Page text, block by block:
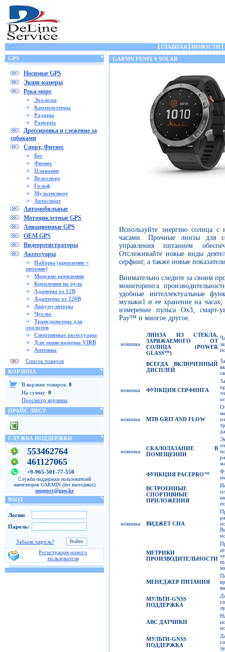
ГЛАВНАЯ НОВОСТИ
GPS
Носимые GPS
Экшн-камеры
Река-море
Эхолоты
Картплоттеры
Радары
Panoptix
Дрессировка и слежение за
собаками
Спорт, Фитнес
Бег
Фитнес
Плавание
Велоспорт
Гольф
Мультиспорт
Автоспорт
Автомобильные
Мотоциклетные GPS
Авиационные GPS
OEM GPS
Видеорегистраторы
Аксессуары
Наборы (крепление +
питание)
Морские крепления
Крепления на руль
Адаперы от 12В
Адаптеры от 220В
Аккумуляторы
Чехлы
Трансдьюсеры для
эхолотов
Спортивные аксессуары
Для экшн-камеры VIRB
Антенны
Список товаров
КОРЗИНА
В корзине товаров: 0
На сумму: 0
Просмотр корзины
ПРАЙС ЛИСТ
СЛУЖБА ПОДДЕРЖКИ
553462764
461127065
+9-965-501-77-550
Служба поддержки пользователей
навигаторов GARMIN (без выходных)
support@gps.kz
ВХОД
Логин:
Пароль:
Забыли пароль?
Регистрация нового
пользователя
GARMN FENIX 6 SOLAR
Используйте энергию солнца
часами. Прочные линзы для
управления питанием
Отслеживайте новые виды
серфинг, а также новые
Внимательно следите за своим
мониторинга
удобные интеллектуальные
музыки1 и ее хранение на часах,
измерение пульса Ox3, смарт-
Pay™ и многое другое.
новинка
ЛИНЗА ИЗ СТЕКЛА,
ЗАРЯЖАЕМОГО ОТ
СОЛНЦА (POWER
GLASS™)
ВСЕГДА ВКЛЮЧЕННЫЙ
ДИСПЛЕЙ
новинка ФУНКЦИЯ СЕРФИНГА
новинка MTB GRIT AND FLOW
новинка
СКАЛОЛАЗАНИЕ В
ПОМЕЩЕНИИ
ФУНКЦИЯ PACEPRO™
ВСТРОЕННЫЕ
СПОРТИВНЫЕ
ПРИЛОЖЕНИЯ
новинка ВИДЖЕТ СНА
МЕТРИКИ
ПРОИЗВОДИТЕЛЬНОСТИ
МЕНЕДЖЕР ПИТАНИЯ
МУЛЬТИ-GNSS
ПОДДЕРЖКА
ABC ДАТЧИКИ
МУЛЬТИ-GNSS
ПОДДЕРЖКА